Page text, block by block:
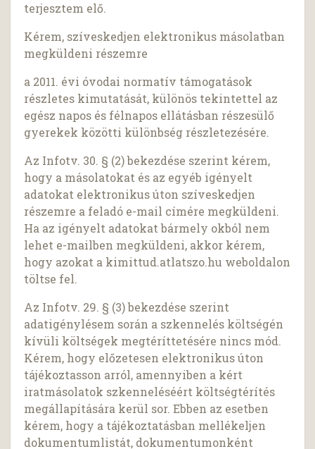
terjesztem elő.
Kérem, szíveskedjen elektronikus másolatban
megküldeni részemre
a 2011. évi óvodai normatív támogatások
részletes kimutatását, különös tekintettel az
egész napos és félnapos ellátásban részesülő
gyerekek közötti különbség részletezésére.
Az Infotv. 30. § (2) bekezdése szerint kérem,
hogy a másolatokat és az egyéb igényelt
adatokat elektronikus úton szíveskedjen
részemre a feladó e-mail címére megküldeni.
Ha az igényelt adatokat bármely okból nem
lehet e-mailben megküldeni, akkor kérem,
hogy azokat a kimittud.atlatszo.hu weboldalon
töltse fel.
Az Infotv. 29. § (3) bekezdése szerint
adatigénylésem során a szkennelés költségén
kívüli költségek megtéríttetésére nincs mód.
Kérem, hogy előzetesen elektronikus úton
tájékoztasson arról, amennyiben a kért
iratmásolatok szkenneléséért költségtérítés
megállapítására kerül sor. Ebben az esetben
kérem, hogy a tájékoztatásban mellékeljen
dokumentumlistát, dokumentumonként